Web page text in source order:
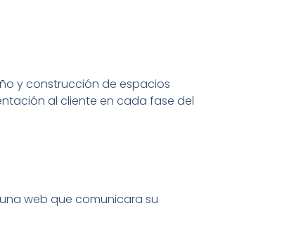
y construcción de espacios
al cliente en cada fase del
web que comunicara su